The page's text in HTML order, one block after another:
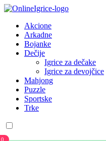
Akcione
Arkadne
Bojanke
Dečije
Igrice za dečake
Igrice za devojčice
Mahjong
Puzzle
Sportske
Trke
0